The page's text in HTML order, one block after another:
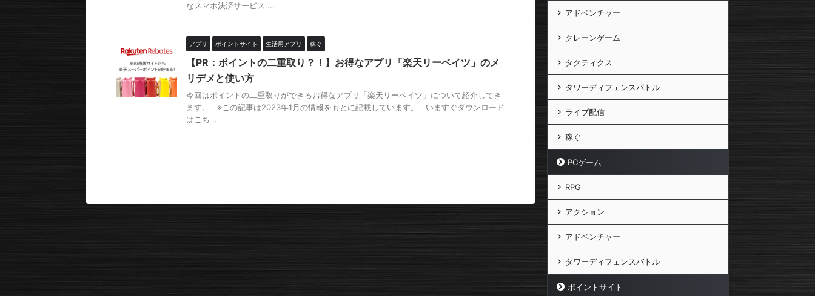
なスマホ決済サービス ...
アプリ ポイントサイト 生活用アプリ 稼ぐ
【PR：ポイントの二重取り？！】お得なアプリ「楽天リーベイツ」のメ
リデメと使い方
今回はポイントの二重取りができるお得なアプリ「楽天リーベイツ」について紹介してき
ます。 ※この記事は2023年1月の情報をもとに記載しています。 いますぐダウンロード
はこち ...
アドベンチャー
クレーンゲーム
タクティクス
タワーディフェンスバトル
ライブ配信
稼ぐ
PCゲーム
RPG
アクション
アドベンチャー
タワーディフェンスバトル
ポイントサイト